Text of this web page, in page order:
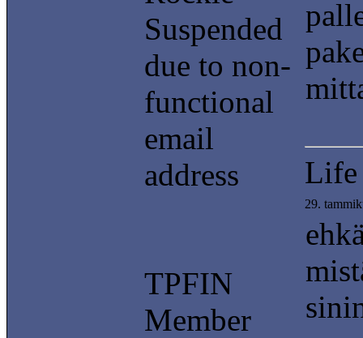
Suspended
due to non-
functional
email
address
Life
TPFIN
Member
29.